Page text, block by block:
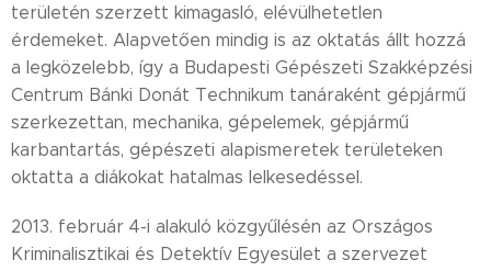
területén szerzett kimagasló, elévülhetetlen
érdemeket. Alapvetően mindig is az oktatás állt hozzá
a legközelebb, így a Budapesti Gépészeti Szakképzési
Centrum Bánki Donát Technikum tanáraként gépjármű
szerkezettan, mechanika, gépelemek, gépjármű
karbantartás, gépészeti alapismeretek területeken
oktatta a diákokat hatalmas lelkesedéssel.
2013. február 4-i alakuló közgyűlésén az Országos
Kriminalisztikai és Detektív Egyesület a szervezet